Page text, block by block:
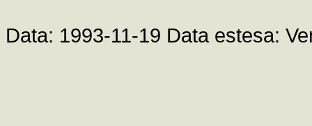
Data: 1993-11-19 Data estesa: